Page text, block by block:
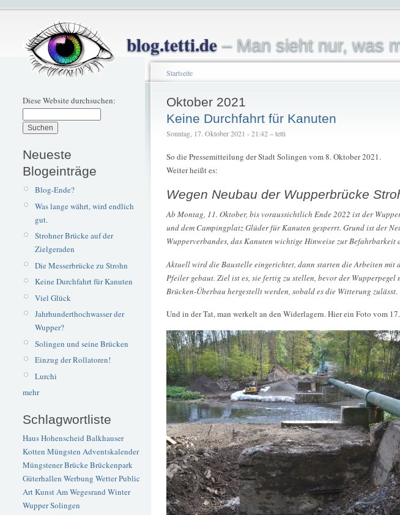
blog.tetti.de– Man sieht nur, was
Diese Website durchsuchen:
Neueste
Blogeinträge
Blog-Ende?
Was lange währt, wird endlich
gut.
Strohner Brücke auf der
Zielgeraden
Die Messerbrücke zu Strohn
Keine Durchfahrt für Kanuten
Viel Glück
Jahrhunderthochwasser der
Wupper?
Solingen und seine Brücken
Einzug der Rollatoren!
Lurchi
mehr
Schlagwortliste
Haus Hohenscheid Balkhauser
Kotten Müngsten Adventskalender
Müngstener BrückeBrückenpark
Güterhallen Werbung WetterPublic
ArtKunstAm Wegesrand Winter
WupperSolingen
Startseite
Oktober 2021
Keine Durchfahrt für Kanuten
Sonntag, 17. Oktober 2021 - 21:42 – tetti
So die Pressemitteilung der Stadt Solingen vom 8. Oktober 2021.
Weiter heißt es:
Wegen Neubau der Wupperbrücke
Ab Montag, 11. Oktober, bis voraussichtlich Ende 2022 ist der
und dem Campingplatz Glüder für Kanuten gesperrt. Grund ist der
Wupperverbandes, das Kanuten wichtige Hinweise zur
Aktuell wird die Baustelle eingerichtet, dann starten die Arbeiten mit
Pfeiler gebaut. Ziel ist es, sie fertig zu stellen, bevor der
Brücken-Überbau hergestellt werden, sobald es die Witterung zulässt.
Und in der Tat, man werkelt an den Widerlagern. Hier ein Foto vom